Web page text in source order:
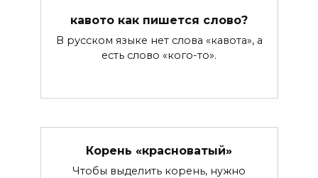
кавото как пишется слово?
В русском языке нет слова «кавота», а
есть слово «кого-то».
Корень «красноватый»
Чтобы выделить корень, нужно